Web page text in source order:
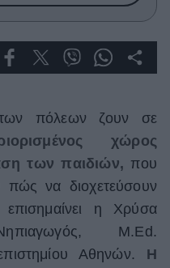
των πόλεων ζουν σε
χώρος
των παιδιών, που
να διοχετεύσουν
επισημαίνει η Χρύσα
M.Ed.
Αθηνών. Η